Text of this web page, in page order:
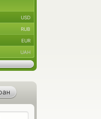
USD
RUB
EUR
UAH